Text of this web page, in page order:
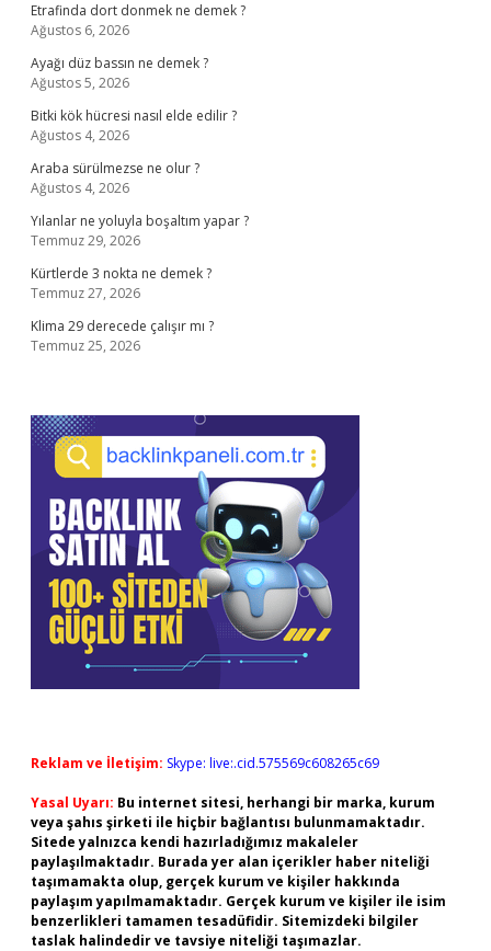
Etrafinda dort donmek ne demek ?
Ağustos 6, 2026
Ayağı düz bassın ne demek ?
Ağustos 5, 2026
Bitki kök hücresi nasıl elde edilir ?
Ağustos 4, 2026
Araba sürülmezse ne olur ?
Ağustos 4, 2026
Yılanlar ne yoluyla boşaltım yapar ?
Temmuz 29, 2026
Kürtlerde 3 nokta ne demek ?
Temmuz 27, 2026
Klima 29 derecede çalışır mı ?
Temmuz 25, 2026
Reklam ve İletişim: Skype: live:.cid.575569c608265c69
Yasal Uyarı: Bu internet sitesi, herhangi bir marka, kurum
veya şahıs şirketi ile hiçbir bağlantısı bulunmamaktadır.
Sitede yalnızca kendi hazırladığımız makaleler
paylaşılmaktadır. Burada yer alan içerikler haber niteliği
taşımamakta olup, gerçek kurum ve kişiler hakkında
paylaşım yapılmamaktadır. Gerçek kurum ve kişiler ile isim
benzerlikleri tamamen tesadüfidir. Sitemizdeki bilgiler
taslak halindedir ve tavsiye niteliği taşımazlar.